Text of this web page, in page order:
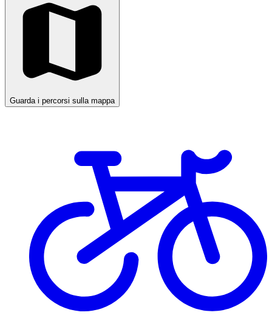
Guarda i percorsi sulla mappa